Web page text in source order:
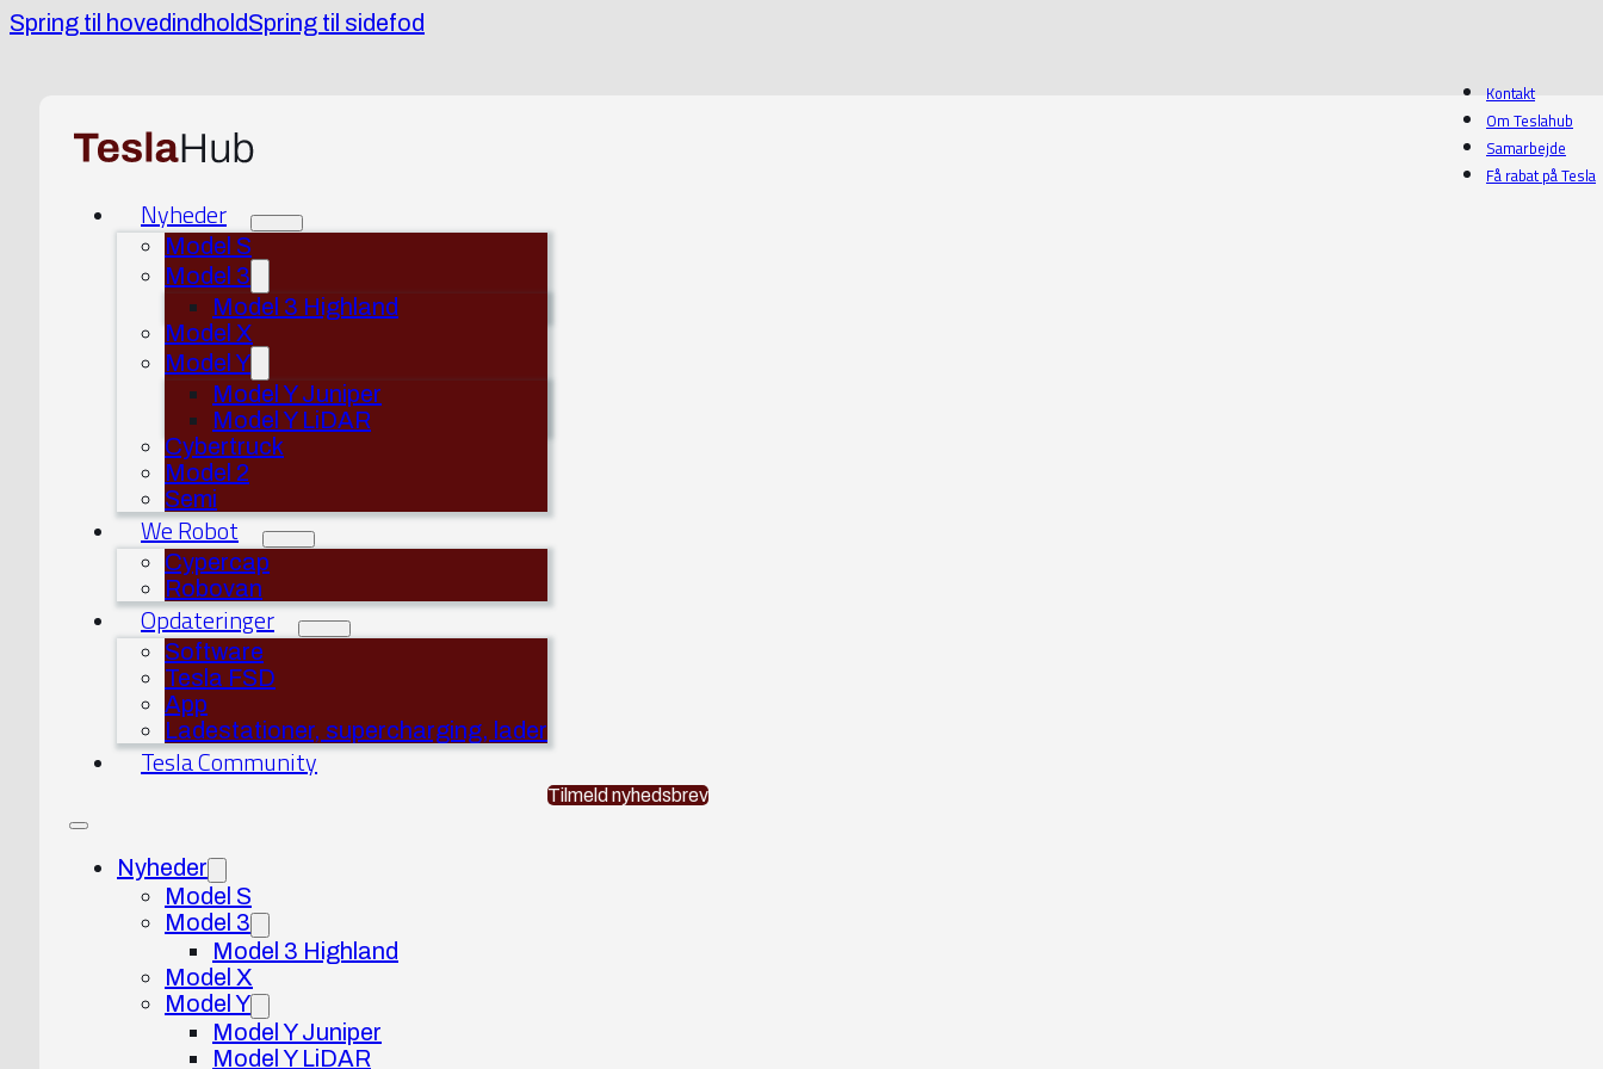
Spring til hovedindholdSpring til sidefod
Kontakt
Om Teslahub
Samarbejde
Få rabat på Tesla
Nyheder
Model S
Model 3
Model 3 Highland
Model X
Model Y
Model Y Juniper
Model Y LiDAR
Cybertruck
Model 2
Semi
We Robot
Cypercap
Robovan
Opdateringer
Software
Tesla FSD
App
Ladestationer, supercharging, lader
Tesla Community
Nyheder
Model S
Model 3
Model 3 Highland
Model X
Model Y
Model Y Juniper
Model Y LiDAR
Tilmeld nyhedsbrev